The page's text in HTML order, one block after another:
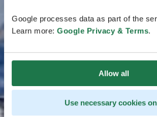
Google processes data as part of the
Learn more: Google Privacy & Terms.
Allow all
Use necessary cookies